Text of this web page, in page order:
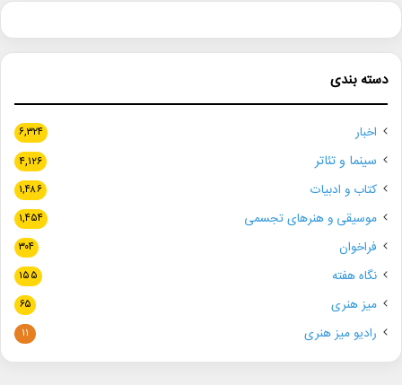
دسته بندی
اخبار ۶,۳۲۴
سینما و تئاتر ۴,۱۲۶
کتاب و ادبیات ۱,۴۸۶
موسیقی و هنرهای تجسمی ۱,۴۵۴
فراخوان ۳۰۴
نگاه هفته ۱۵۵
میز هنری ۶۵
رادیو میز هنری ۱۱